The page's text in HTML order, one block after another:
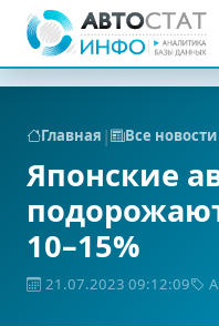
Главная | Все новости
Японские
10–15%
21.07.2023 09:12:09